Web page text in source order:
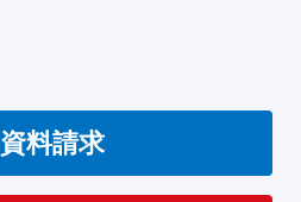
資料請求